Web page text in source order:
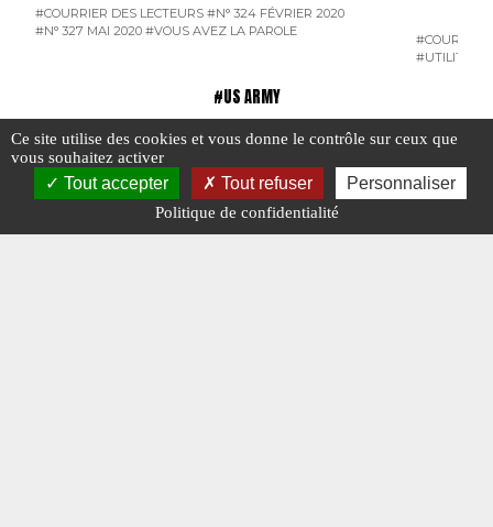
#COURRIER DES LECTEURS #N° 324 FÉVRIER 2020
#N° 327 MAI 2020 #VOUS AVEZ LA PAROLE
#COURRIER
#US ARMY
Ce site utilise des cookies et vous donne le contrôle sur ceux que
vous souhaitez activer
Tout accepter Tout refuser Personnaliser
Politique de confidentialité